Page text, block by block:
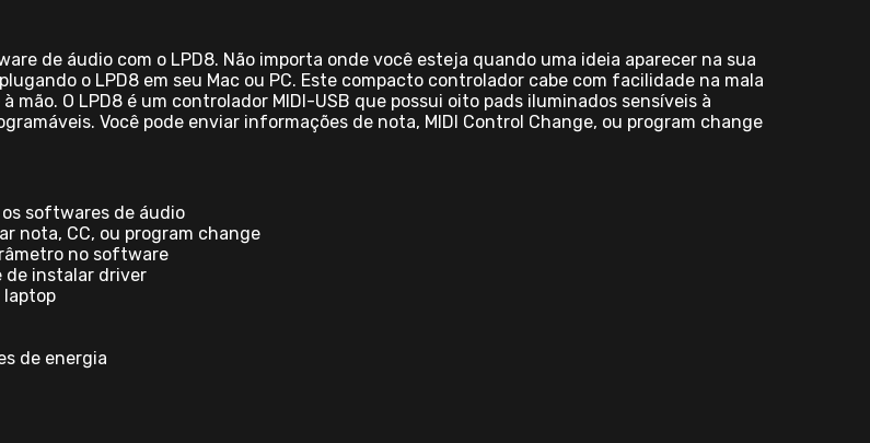
de áudio com o LPD8. Não importa onde você esteja quando uma ideia aparecer na sua
o LPD8 em seu Mac ou PC. Este compacto controlador cabe com facilidade na mala
O LPD8 é um controlador MIDI-USB que possui oito pads iluminados sensíveis à
Você pode enviar informações de nota, MIDI Control Change, ou program change
softwares de áudio
nota, CC, ou program change
no software
de instalar driver
laptop
de energia